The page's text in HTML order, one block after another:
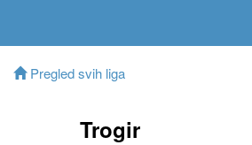
Pregled svih liga
Trogir